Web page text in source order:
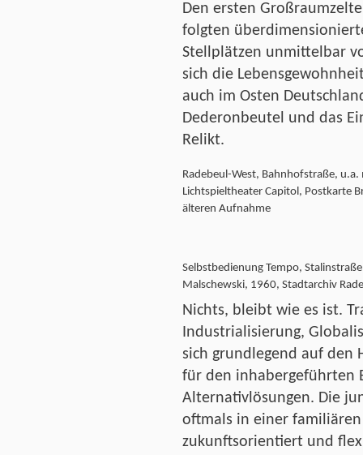
Den ersten
folgten
Stellplätzen unmittelbar
sich die
auch im Osten
Dederonbeutel und das
Relikt.
Radebeul-West, Bahnhofstraße,
Lichtspieltheater Capitol, Postkarte
älteren Aufnahme
Selbstbedienung Tempo,
Malschewski, 1960, Stadtarchiv
Nichts, bleibt wie es ist.
Industrialisierung,
sich grundlegend auf den
für den inhabergeführten
Alternativlösungen. Die
oftmals in einer
zukunftsorientiert und